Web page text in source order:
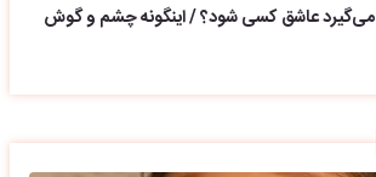
می‌گیرد عاشق کسی شود؟ / اینگونه چشم و گوش